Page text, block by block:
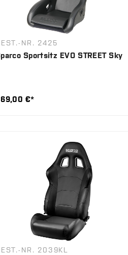
NR. 2425
Sportsitz EVO STREET Sky
€*
NR. 2039KL